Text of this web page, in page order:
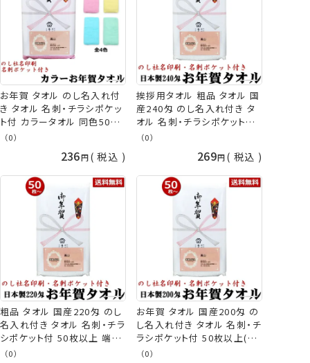
お年賀 タオル のし名入れ付
き タオル 名刺・チラシポケッ
ト付 カラータオル 同色50枚
以上(端数注文OK)お年賀タ
熨斗付きタオル 粗品タオル
nrm [返品不可] 手芸の山久
（0）
236 税込
挨拶用タオル 粗品 タオル 国
産240匁 のし名入れ付き タ
オル 名刺・チラシポケット付
36枚以上(端数注文OK) 挨
お年賀タオル 粗品 お祭り 販
促 御礼 ご挨拶 ご挨拶用 タ
オル 熨斗付きタオル ［返品不
可］ 手芸の山久
（0）
269 税込
粗品 タオル 国産220匁 のし
名入れ付き タオル 名刺・チラ
シポケット付 50枚以上 端数
注文OK ご挨拶用 お祭り 御
（0）
お年賀 タオル 国産200匁 の
し名入れ付き タオル 名刺・チ
ラシポケット付 50枚以上(端
数注文OK)お年賀タオル 粗
（0）